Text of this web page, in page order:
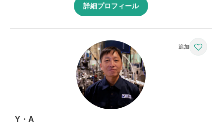
詳細プロフィール
Y・A